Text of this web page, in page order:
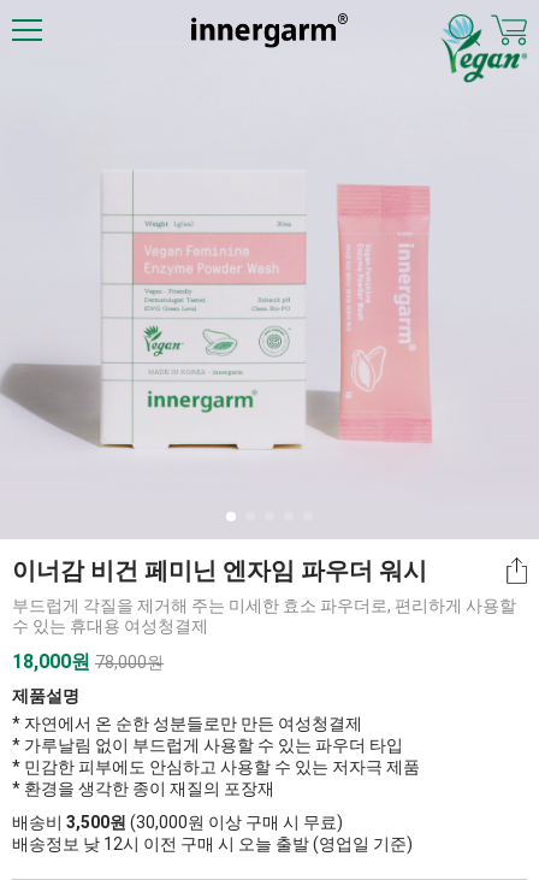
이너감 비건 페미닌 엔자임 파우더 워시
부드럽게 각질을 제거해 주는 미세한 효소 파우더로, 편리하게 사용할
수 있는 휴대용 여성청결제
18,000원 78,000원
제품설명
* 자연에서 온 순한 성분들로만 만든 여성청결제
* 가루날림 없이 부드럽게 사용할 수 있는 파우더 타입
* 민감한 피부에도 안심하고 사용할 수 있는 저자극 제품
* 환경을 생각한 종이 재질의 포장재
배송비 3,500원 (30,000원 이상 구매 시 무료)
배송정보 낮 12시 이전 구매 시 오늘 출발 (영업일 기준)